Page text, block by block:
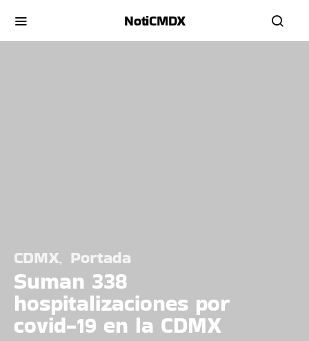
NotiCMDX
CDMX Portada
Suman 338
hospitalizaciones por
covid-19 en la CDMX